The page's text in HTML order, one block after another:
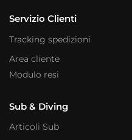
Servizio Clienti
Tracking spedizioni
Area cliente
Modulo resi
Sub & Diving
Articoli Sub